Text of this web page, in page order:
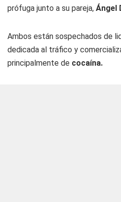
prófuga junto a su pareja, Ángel
Ambos están sospechados de
dedicada al tráfico y
principalmente de cocaína.